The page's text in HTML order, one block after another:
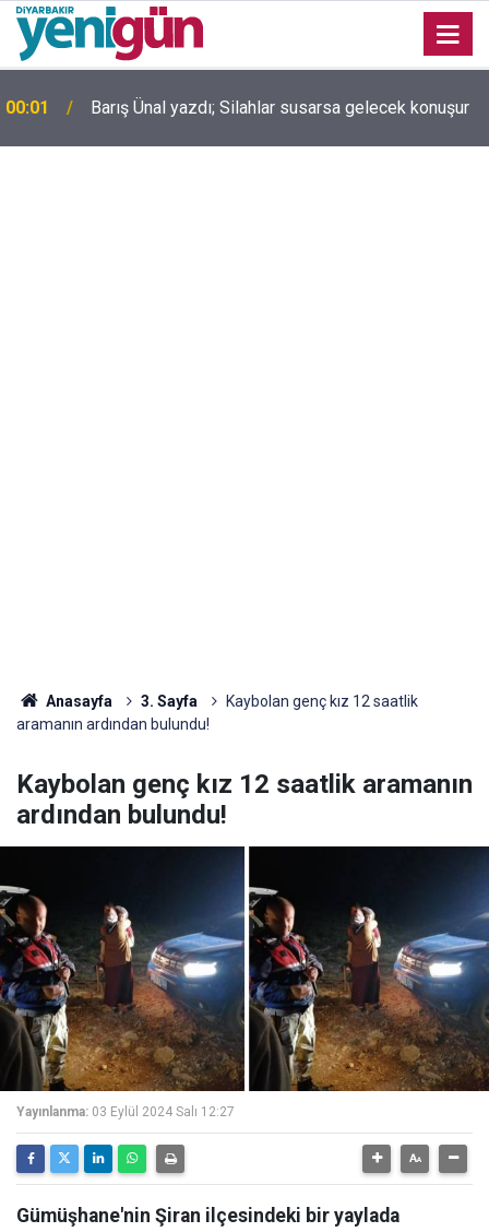
00:01 Barış Ünal yazdı; Silahlar susarsa gelecek konuşur
Anasayfa 3. Sayfa
Kaybolan genç kız 12 saatlik
aramanın ardından bulundu!
Kaybolan genç kız 12 saatlik aramanın
ardından bulundu!
Yayınlanma: 03 Eylül 2024 Salı 12:27
Gümüşhane'nin Şiran ilçesindeki bir yaylada